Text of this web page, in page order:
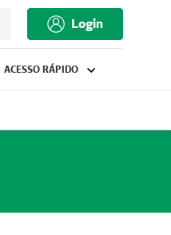
Login
ACESSO RÁPIDO